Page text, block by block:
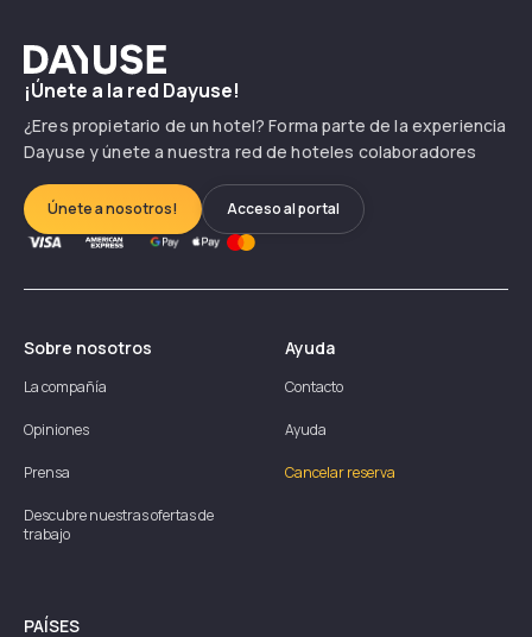
Dayuse
¡Únete a la red Dayuse!
¿Eres propietario de un hotel? Forma parte de la experiencia
Dayuse y únete a nuestra red de hoteles colaboradores
Únete a nosotros! Acceso al portal
Sobre nosotros
La compañía
Opiniones
Prensa
Descubre nuestras ofertas de
trabajo
Ayuda
Contacto
Ayuda
Cancelar reserva
PAÍSES